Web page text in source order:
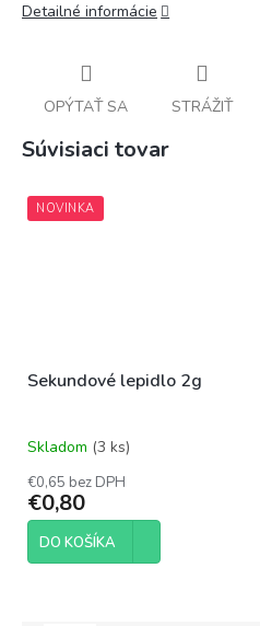
Detailné informácie
OPÝTAŤ SA STRÁŽIŤ
Súvisiaci tovar
NOVINKA
Sekundové lepidlo 2g
Skladom (3 ks)
€0,65 bez DPH
€0,80
DO KOŠÍKA